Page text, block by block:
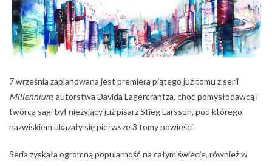
7 września zaplanowana jest premiera piątego już tomu z serii
Millennium, autorstwa Davida Lagercrantza, choć pomysłodawcą i
twórcą sagi był nieżyjący już pisarz Stieg Larsson, pod którego
nazwiskiem ukazały się pierwsze 3 tomy powieści.
Seria zyskała ogromną popularność na całym świecie, również w